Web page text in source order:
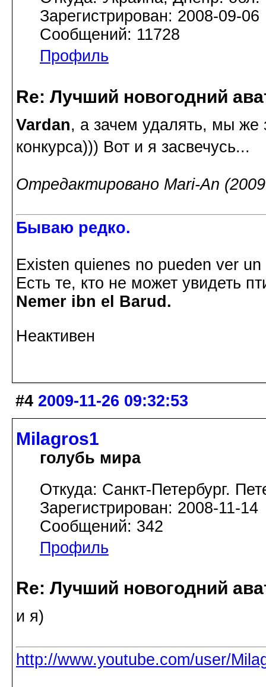
Зарегистрирован: 2008-09-06
Сообщений: 11728
Профиль
Re: Лучший новогодний
Vardan, а зачем удалять, мы же
конкурса))) Вот и я засвечусь...
Отредактировано Mari-An
Бываю редко.
Existen quienes no pueden ver
Есть те, кто не может увидеть
Nemer ibn el Barud.
Неактивен
#4 2009-11-26 09:32:53
Milagros1
голубь мира
Откуда: Санкт-Петербург.
Зарегистрирован: 2008-11-14
Сообщений: 342
Профиль
Re: Лучший новогодний
и я)
http://www.youtube.com/user/